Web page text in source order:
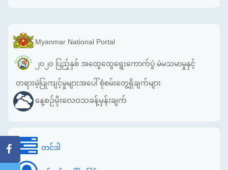
Myanmar National Portal
၂၀၂၀ ပြည့်နှစ် အထွေထွေရွေးကောက်ပွဲ မဲမသမာမှုနှင့်
တရားမဲ့ပြုကျင့်မှုများအပေါ် စုံစမ်းတွေ့ရှိချက်များ
နေ့စဉ်မိုးလေဝသခန့်မှန်းချက်
တင်ဒါ